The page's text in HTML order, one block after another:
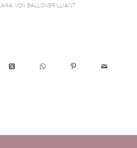
LARA VON BALLONBRILLIANT